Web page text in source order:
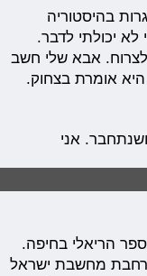
בהיסטוריה
לא יכולתי לדבר.
אבא שלי חשב
אומרת בצחוק.
אני
הריאלי בחיפה.
מחשבת ישראל